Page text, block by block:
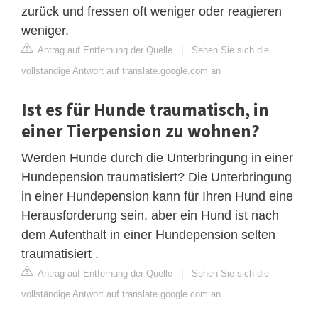
zurück und fressen oft weniger oder reagieren
weniger.
Antrag auf Entfernung der Quelle | Sehen Sie sich die
vollständige Antwort auf translate.google.com an
Ist es für Hunde traumatisch, in
einer Tierpension zu wohnen?
Werden Hunde durch die Unterbringung in einer
Hundepension traumatisiert? Die Unterbringung
in einer Hundepension kann für Ihren Hund eine
Herausforderung sein, aber ein Hund ist nach
dem Aufenthalt in einer Hundepension selten
traumatisiert .
Antrag auf Entfernung der Quelle | Sehen Sie sich die
vollständige Antwort auf translate.google.com an